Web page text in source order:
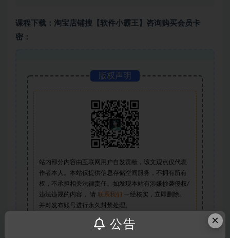
课程下载：淘宝店铺搜【软件小霸王】咨询购买会员卡
密：
版权声明
站内部分内容由互联网用户自发贡献，该文观点仅代表
作者本人。本站仅提供信息存储空间服务，不拥有所有
权，不承担相关法律责任。如发现本站有涉嫌抄袭侵权/
违法违规的内容， 请 联系我们 一经核实，立即删除。
并对发布账号进行永久封禁处理。
×
公告